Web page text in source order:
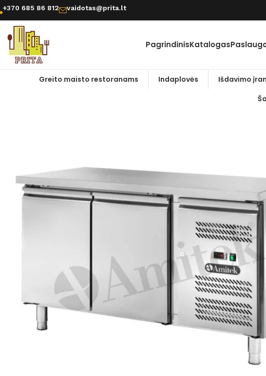
+370 685 86 812 vaidotas@prita.lt
PagrindinisKatalogas
Greito maisto restoranams Indaplovės Išdavimo